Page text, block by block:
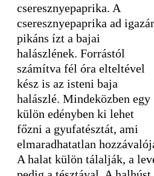
cseresznyepaprika. A
cseresznyepaprika ad
pikáns ízt a bajai
halászlének. Forrástól
számítva fél óra elteltével
kész is az isteni baja
halászlé. Mindeközben egy
külön edényben ki lehet
főzni a gyufatésztát, ami
elmaradhatatlan
A halat külön tálalják, a